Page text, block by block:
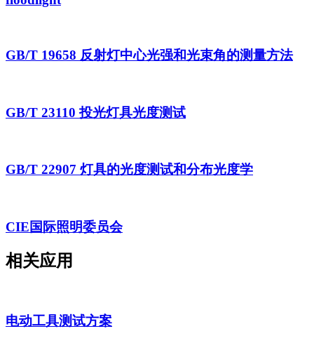
GB/T 19658 反射灯中心光强和光束角的测量方法
GB/T 23110 投光灯具光度测试
GB/T 22907 灯具的光度测试和分布光度学
CIE国际照明委员会
相关应用
电动工具测试方案